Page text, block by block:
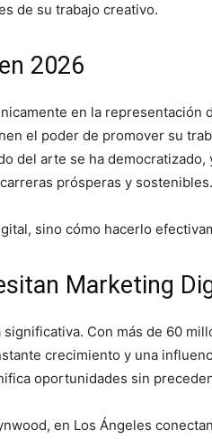
de su trabajo creativo.
2026
en la representación
el poder de promover su
del arte se ha
prósperas y sostenibles.
sino cómo hacerlo
Marketing
Con más de 60
crecimiento y una
oportunidades sin
en Los Ángeles